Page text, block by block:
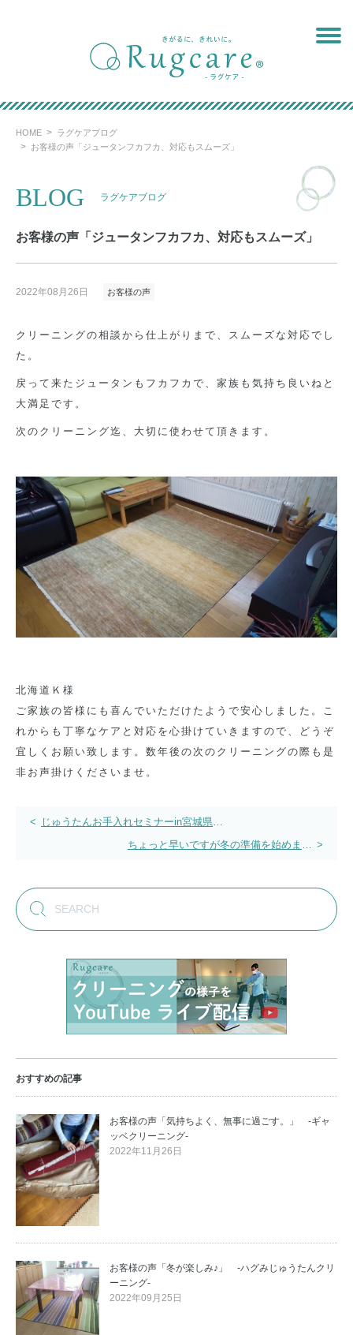
HOME
ラグケアブログ
お客様の声「ジュータンフカフカ、対応もスムーズ」
BLOG ラグケアブログ
お客様の声「ジュータンフカフカ、対応もスムーズ」
2022年08月26日 お客様の声
クリーニングの相談から仕上がりまで、スムーズな対応でし
た。
戻って来たジュータンもフカフカで、家族も気持ち良いねと
大満足です。
次のクリーニング迄、大切に使わせて頂きます。
北海道Ｋ様
ご家族の皆様にも喜んでいただけたようで安心しました。こ
れからも丁寧なケアと対応を心掛けていきますので、どうぞ
宜しくお願い致します。数年後の次のクリーニングの際も是
非お声掛けくださいませ。
投
ビ
ゲ
<
じゅうたんお手入れセミナーin宮城県石
ちょっと早いですが冬の準備を始めませ >
おすすめの記事
お客様の声「気持ちよく、無事に過ごす。」 -ギャ
ッベクリーニング-
2022年11月26日
お客様の声「冬が楽しみ♪」 -ハグみじゅうたんクリ
ーニング-
2022年09月25日